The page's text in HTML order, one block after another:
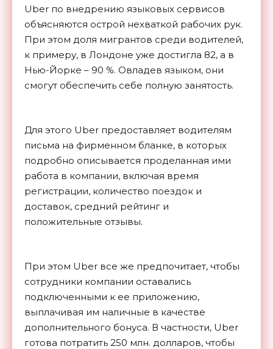
Uber по внедрению языковых сервисов
объясняются острой нехваткой рабочих рук.
При этом доля мигрантов среди водителей,
к примеру, в Лондоне уже достигла 82, а в
Нью-Йорке – 90 %. Овладев языком, они
смогут обеспечить себе полную занятость.
Для этого Uber предоставляет водителям
письма на фирменном бланке, в которых
подробно описывается проделанная ими
работа в компании, включая время
регистрации, количество поездок и
доставок, средний рейтинг и
положительные отзывы.
При этом Uber все же предпочитает, чтобы
сотрудники компании оставались
подключенными к ее приложению,
выплачивая им наличные в качестве
дополнительного бонуса. В частности, Uber
готова потратить 250 млн. долларов, чтобы